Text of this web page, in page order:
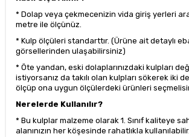
* Dolap veya çekmecenizin vida giriş yerleri
metre ile ölçünüz.
* Kulp ölçüleri standarttır. (Ürüne ait detaylı
görsellerinden ulaşabilirsiniz)
* Öte yandan, eski dolaplarınızdaki kulpları
istiyorsanız da takılı olan kulpları sökerek iki
ölçüp ona uygun ölçülerdeki ürünleri
Nerelerde Kullanılır?
* Bu kulplar malzeme olarak 1. Sınıf kaliteye
alanınızın her köşesinde rahatlıkla kullanılabilir.